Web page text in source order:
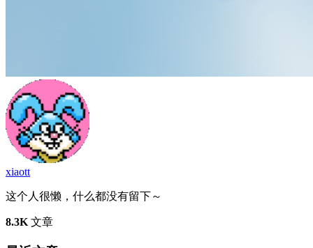
xiaott
这个人很懒，什么都没有留下～
8.3K 文章